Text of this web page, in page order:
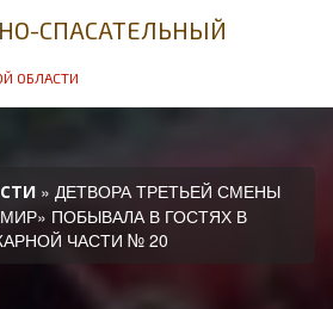
СПАСАТЕЛЬНЫЙ
ОБЛАСТИ
» ДЕТВОРА ТРЕТЬЕЙ СМЕНЫ
ПОБЫВАЛА В ГОСТЯХ В
ЧАСТИ № 20